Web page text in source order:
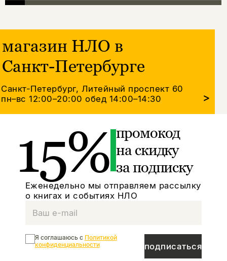
магазин НЛО в
Санкт-Петербурге
Санкт-Петербург, Литейный проспект 60
пн–вс 12:00–20:00обед 14:00–14:30 >
15% промокод
на скидку
за подписку
Еженедельно мы отправляем рассылку
о книгах и событиях НЛО
подписаться
Я соглашаюсь с Политикой
конфиденциальности